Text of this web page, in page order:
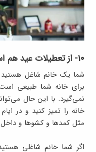
۱۰- از تعطیلات عید هم استفاده کنید
شما یک خانم شاغل هستید
برای خانه شما طبیعی
نمی‌گیرد. با این حال
خانه را تمیز کنید و در
مثل کمدها و کشوها و داخل
اگر شما خانم شاغلی